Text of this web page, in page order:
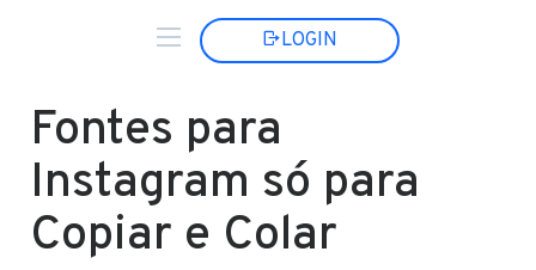
LOGIN
Fontes para
Instagram só para
Copiar e Colar